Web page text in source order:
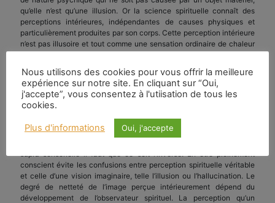
qu’elle n’est qu’une illusion. Or la science spirituelle connaît des
perceptions intérieures, indépendantes de causes physiques et
particulièrement produites par son corps. Cette perception intérieure
n’est pas illusoire et tout comme une sensation ordinaire de chaleur
ou de couleur est due à un objet physique, sensible, elle est causée
faut distinguer par exemple, entre une couleur attachée à l’objet
extérieur, et une couleur ressentie intérieurement par l’âme. Ces
perceptions intérieures ressemblent à ce qu’on ressent comme joie
ou douleur.
Dans le cas d’un objet perçu physiquement, la sensation venant de
conscient évite les confusions entre perception spirituelle véritable
et celle d’une vision imaginaire, telle l’illusion ou l’hallucination. Le
degré de netteté de l’image perçue intérieurement dépend du
développement de l’observateur spirituel. La perception qu’un
Nous utilisons des cookies pour vous offrir la meilleure
expérience sur notre site. En cliquant sur “Oui,
j'accepte”, vous consentez à l'utiisation de tous les
cookies.
Plus d'informations Oui, j'accepte